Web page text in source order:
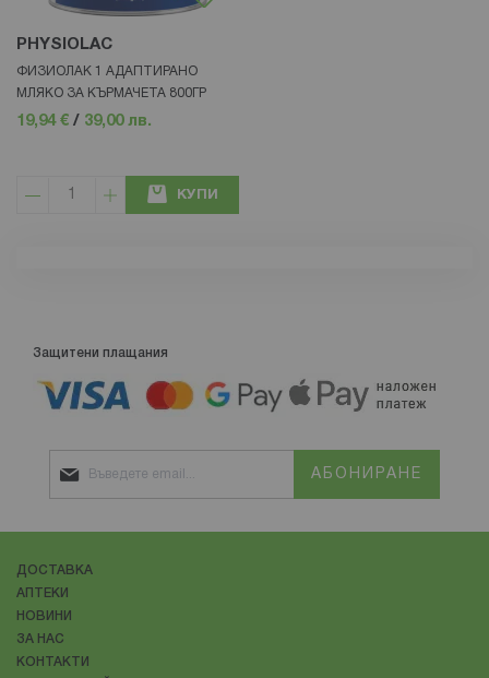
PHYSIOLAC
ФИЗИОЛАК 1 АДАПТИРАНО
МЛЯКО ЗА КЪРМАЧЕТА 800ГР
19,94 € / 39,00 лв.
КУПИ
Защитени плащания
АБОНИРАНЕ
ДОСТАВКА
АПТЕКИ
НОВИНИ
ЗА НАС
КОНТАКТИ